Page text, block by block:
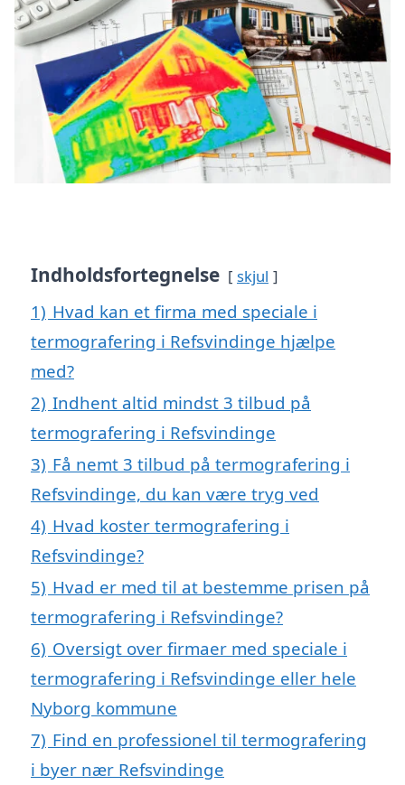
Indholdsfortegnelse skjul
1) Hvad kan et firma med speciale i
termografering i Refsvindinge hjælpe
med?
2) Indhent altid mindst 3 tilbud på
termografering i Refsvindinge
3) Få nemt 3 tilbud på termografering i
Refsvindinge, du kan være tryg ved
4) Hvad koster termografering i
Refsvindinge?
5) Hvad er med til at bestemme prisen på
termografering i Refsvindinge?
6) Oversigt over firmaer med speciale i
termografering i Refsvindinge eller hele
Nyborg kommune
7) Find en professionel til termografering
i byer nær Refsvindinge